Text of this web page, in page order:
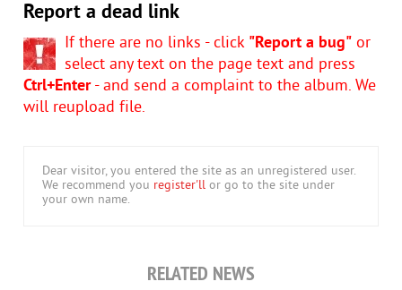
Report a dead link
If there are no links - click "Report a bug" or
select any text on the page text and press
Ctrl+Enter- and send a complaint to the album. We
will reupload file.
Dear visitor, you entered the site as an unregistered user.
We recommend you register'll or go to the site under
your own name.
RELATED NEWS